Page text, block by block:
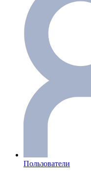
Пользователи